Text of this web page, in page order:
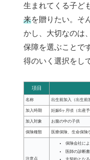
生まれてくる子ど
来を贈りたい。そ
かし、大切なのは
保障を選ぶことで
得のいく選択をし
項目
名称 出生前加入（出生前
加入時期 妊娠6ヶ月頃（出産予
加入対象 お腹の中の子供
保険種類 医療保険、生命保険
注意点
保険会社に
医師の診断